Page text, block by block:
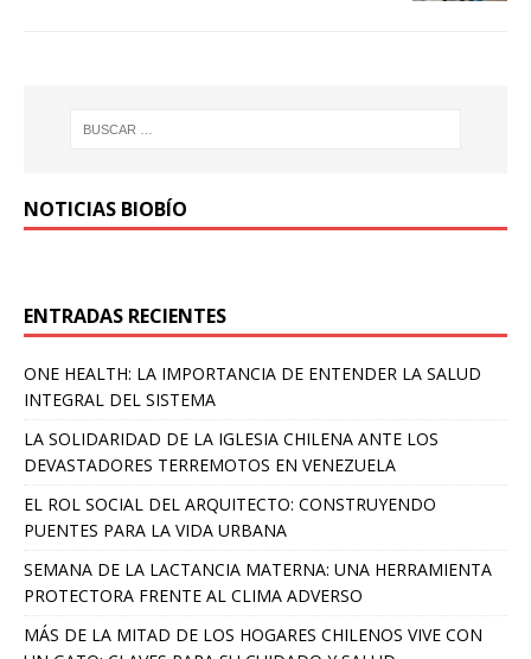
NOTICIAS BIOBÍO
ENTRADAS RECIENTES
ONE HEALTH: LA IMPORTANCIA DE ENTENDER LA SALUD
INTEGRAL DEL SISTEMA
LA SOLIDARIDAD DE LA IGLESIA CHILENA ANTE LOS
DEVASTADORES TERREMOTOS EN VENEZUELA
EL ROL SOCIAL DEL ARQUITECTO: CONSTRUYENDO
PUENTES PARA LA VIDA URBANA
SEMANA DE LA LACTANCIA MATERNA: UNA HERRAMIENTA
PROTECTORA FRENTE AL CLIMA ADVERSO
MÁS DE LA MITAD DE LOS HOGARES CHILENOS VIVE CON